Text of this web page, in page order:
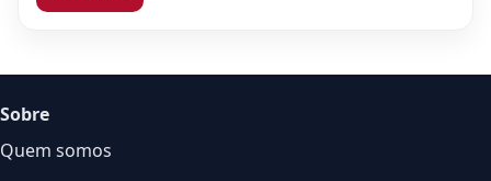
Sobre
Quem somos